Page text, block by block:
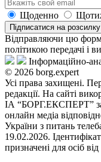
Щоденно
Підписатися на розсилку
Відправляючи цю
політикою передачі і
Інформаційно-
© 2026 borg.expert
Усі права захищені.
редакції. На сайті
ІА “БОРГ.ЕКСПЕРТ”
онлайн медіа
України з питань
19.02.2026.
призначені для осіб